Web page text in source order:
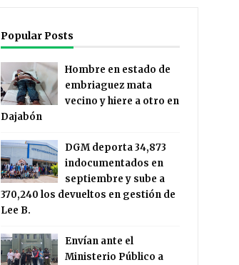
Popular Posts
Hombre en estado de
embriaguez mata
vecino y hiere a otro en
Dajabón
DGM deporta 34,873
indocumentados en
septiembre y sube a
370,240 los devueltos en gestión de
Lee B.
Envían ante el
Ministerio Público a